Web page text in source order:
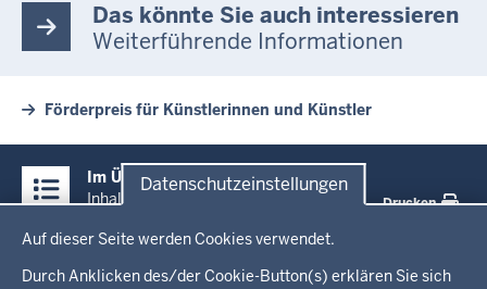
Datenschutzeinstellungen
Auf dieser Seite werden Cookies verwendet.
Durch Anklicken des/der Cookie-Button(s) erklären Sie sich
Das könnte Sie auch interessieren
Weiterführende Informationen
Förderpreis für Künstlerinnen und Künstler
Inhalte
Im Überblick
Inhalt
Drucken
Menü
in
Startseite